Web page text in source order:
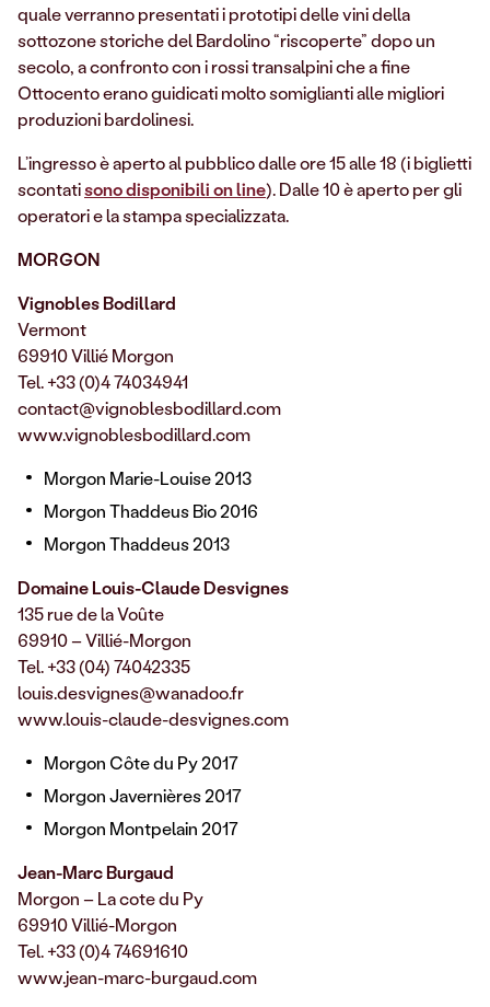
quale verranno presentati i prototipi delle vini della
sottozone storiche del Bardolino “riscoperte” dopo un
secolo, a confronto con i rossi transalpini che a fine
Ottocento erano guidicati molto somiglianti alle migliori
produzioni bardolinesi.
L’ingresso è aperto al pubblico dalle ore 15 alle 18 (i biglietti
scontatisono disponibili on line). Dalle 10 è aperto per gli
operatori e la stampa specializzata.
MORGON
Vignobles Bodillard
Vermont
69910 Villié Morgon
Tel. +33 (0)4 74034941
contact@vignoblesbodillard.com
www.vignoblesbodillard.com
Morgon Marie-Louise 2013
Morgon Thaddeus Bio 2016
Morgon Thaddeus 2013
Domaine Louis-Claude Desvignes
135 rue de la Voûte
69910 – Villié-Morgon
Tel. +33 (04) 74042335
louis.desvignes@wanadoo.fr
www.louis-claude-desvignes.com
Morgon Côte du Py 2017
Morgon Javernières 2017
Morgon Montpelain 2017
Jean-Marc Burgaud
Morgon – La cote du Py
69910 Villié-Morgon
Tel. +33 (0)4 74691610
www.jean-marc-burgaud.com